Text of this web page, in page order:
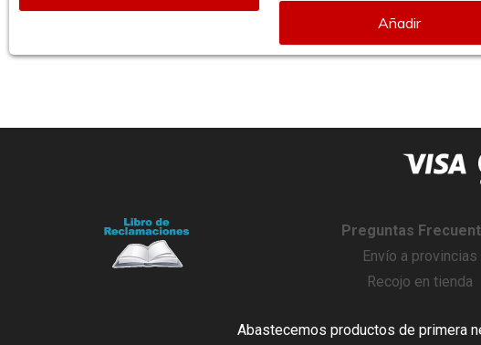
Añadir
Preguntas
Envío a provincias
Recojo en tienda
Abastecemos productos de primera